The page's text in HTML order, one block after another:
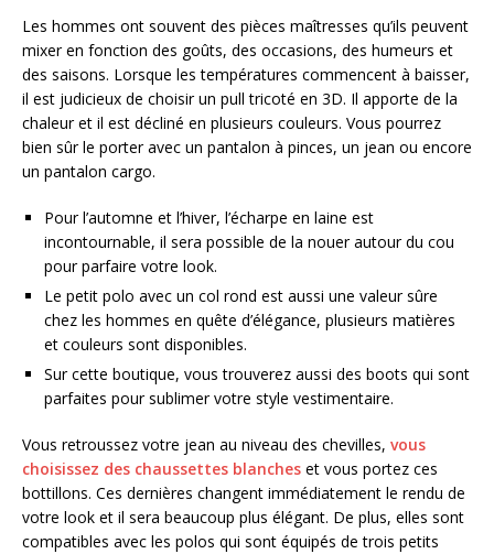
Les hommes ont souvent des pièces maîtresses qu’ils peuvent
mixer en fonction des goûts, des occasions, des humeurs et
des saisons. Lorsque les températures commencent à baisser,
il est judicieux de choisir un pull tricoté en 3D. Il apporte de la
chaleur et il est décliné en plusieurs couleurs. Vous pourrez
bien sûr le porter avec un pantalon à pinces, un jean ou encore
un pantalon cargo.
Pour l’automne et l’hiver, l’écharpe en laine est
incontournable, il sera possible de la nouer autour du cou
pour parfaire votre look.
Le petit polo avec un col rond est aussi une valeur sûre
chez les hommes en quête d’élégance, plusieurs matières
et couleurs sont disponibles.
Sur cette boutique, vous trouverez aussi des boots qui sont
parfaites pour sublimer votre style vestimentaire.
Vous retroussez votre jean au niveau des chevilles, vous
choisissez des chaussettes blanches et vous portez ces
bottillons. Ces dernières changent immédiatement le rendu de
votre look et il sera beaucoup plus élégant. De plus, elles sont
compatibles avec les polos qui sont équipés de trois petits